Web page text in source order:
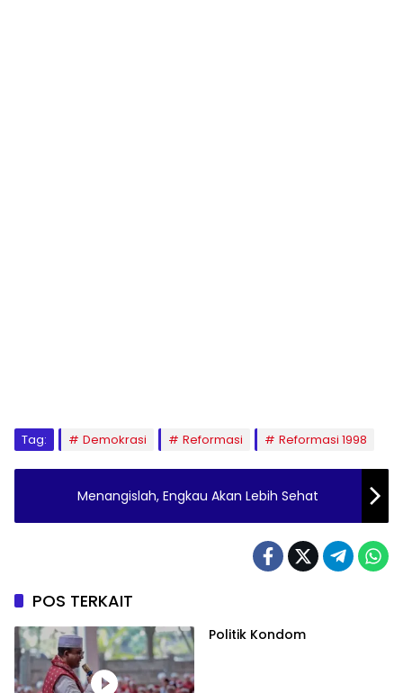
Tag: Demokrasi Reformasi Reformasi 1998
Menangislah, Engkau Akan Lebih Sehat
POS TERKAIT
Politik Kondom